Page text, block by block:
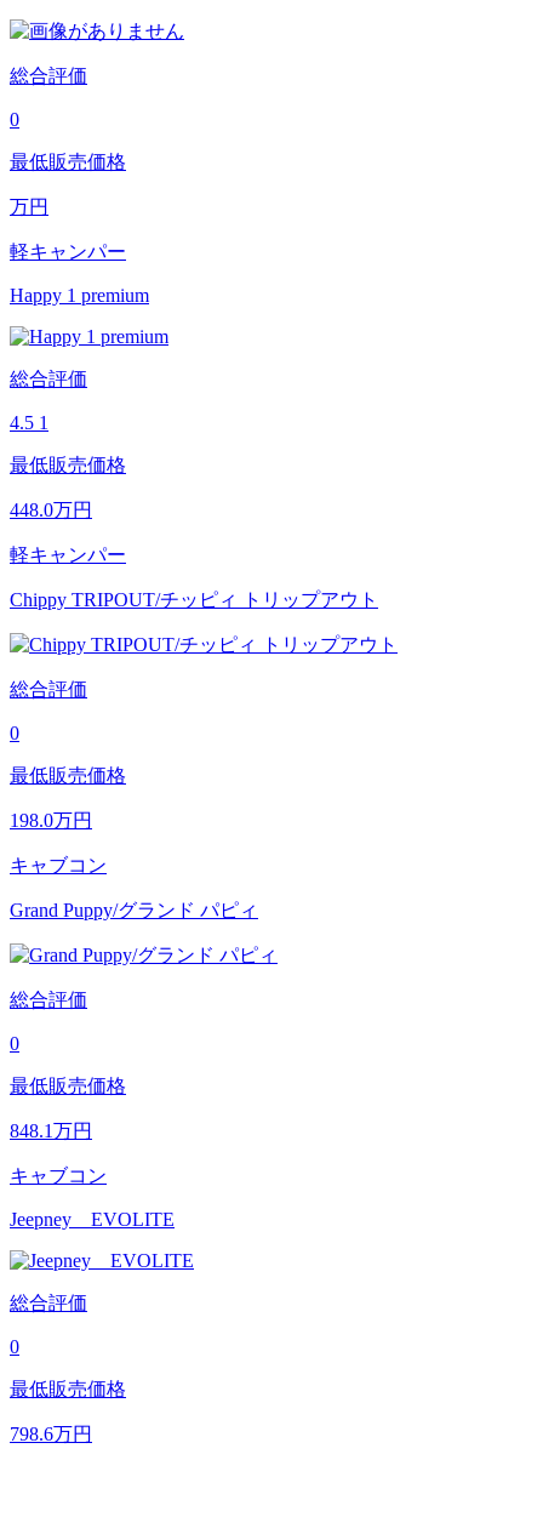
総合評価
0
最低販売価格
万円
軽キャンパー
Happy 1 premium
総合評価
4.5 1
最低販売価格
448.0万円
軽キャンパー
Chippy TRIPOUT/チッピィ トリップアウト
総合評価
0
最低販売価格
198.0万円
キャブコン
Grand Puppy/グランド パピィ
総合評価
0
最低販売価格
848.1万円
キャブコン
Jeepney EVOLITE
総合評価
0
最低販売価格
798.6万円